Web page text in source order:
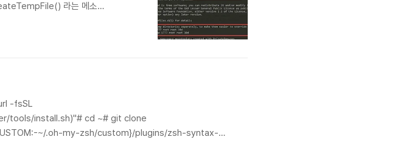
라는 메소드
-fsSL
tools/install.sh)"# cd ~# git clone
~/.oh-my-zsh/custom}/plugins/zsh-syntax-